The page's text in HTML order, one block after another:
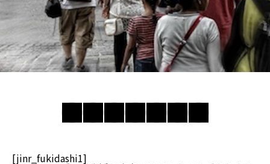
[jinr_fukidashi1]